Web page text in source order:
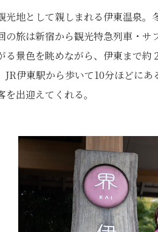
光地として親しまれる伊東温泉
の旅は新宿から観光特急列車・
る景色を眺めながら、伊東まで
JR伊東駅から歩いて10分ほどに
を出迎えてくれる。